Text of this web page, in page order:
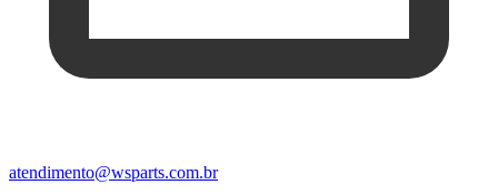
atendimento@wsparts.com.br